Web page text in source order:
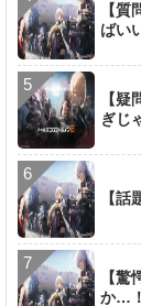
【
ばい
【
ぎじ
【
【
か…！